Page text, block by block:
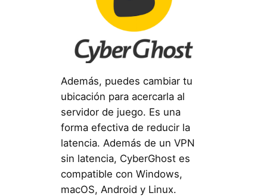
Además, puedes cambiar tu
ubicación para acercarla al
servidor de juego. Es una
forma efectiva de reducir la
latencia. Además de un VPN
sin latencia, CyberGhost es
compatible con Windows,
macOS, Android y Linux.